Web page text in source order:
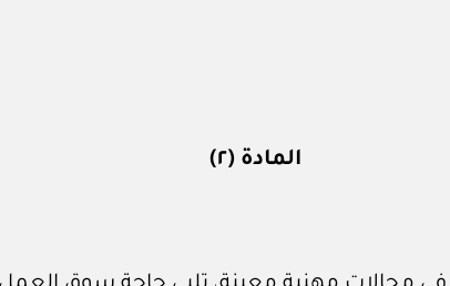
المادة (٢)